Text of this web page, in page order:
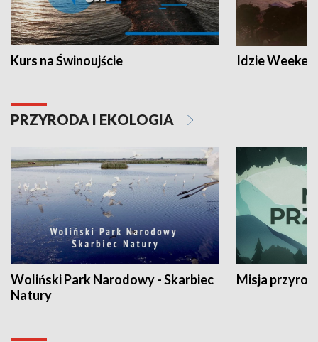
Kurs na Świnoujście Idzie
PRZYRODA I EKOLOGIA
Woliński Park Narodowy - Skarbiec
Natury
Misja